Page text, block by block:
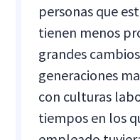
personas que
tienen menos
grandes
generaciones
con culturas
tiempos en los